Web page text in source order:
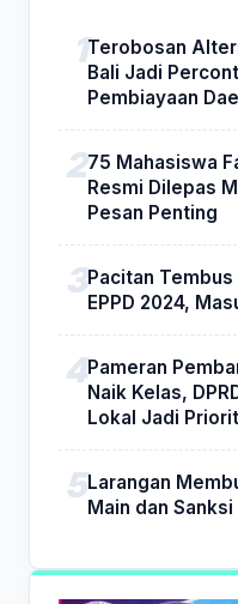
Terobosan
Bali Jadi
Pembiayaan
75 Mahasiswa
Resmi Dilepas
Pesan Penting
Pacitan Tembus
EPPD 2024,
Pameran
Naik Kelas,
Lokal Jadi
Larangan
Main dan